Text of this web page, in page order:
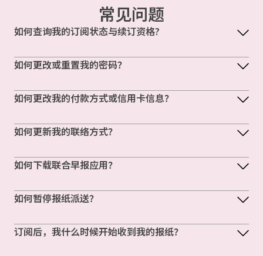
常见问题
如何查询我的订阅状态与续订资格?
如何更改或重置我的密码？
如何更改我的付款方式或信用卡信息？
如何更新我的联络方式？
如何下载联合早报应用？
如何暂停报纸派送？
订阅后，我什么时候开始收到我的报纸？